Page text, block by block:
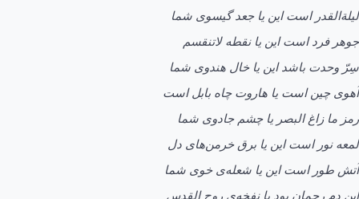
لیلةالقدر است این یا جعد گیسوی شما
جوهر فرد است این یا نقطه لاتنقسم
سِرّ وحدت باشد این یا خال هندوی شما
آهوی چين است یا هاروت چاه بابل است
رمز ما زاغ البصر یا چشم جادوی شما
لمعه نور است این یا برق خرمن‌های دل
آتش طور است این یا شعله‌ی خوی شما
این دم رحمان بود یا نفخه‌ی روح القدس